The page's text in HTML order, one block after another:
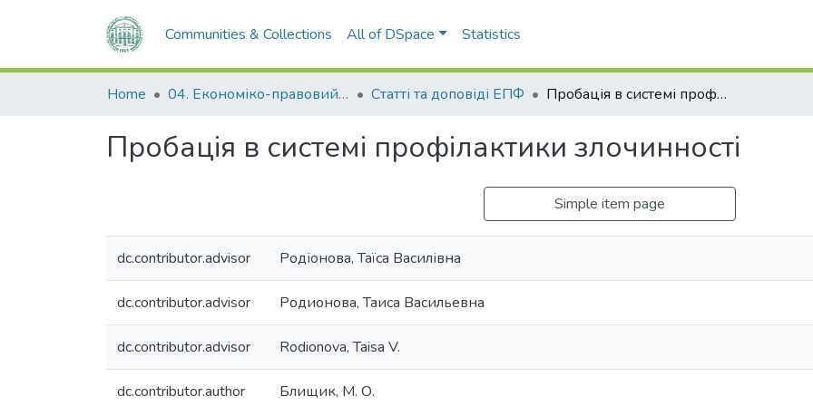
Communities & Collections All of DSpace Statistics
Home 04. Економіко-правовий факультет Статті та доповіді ЕПФ Пробація в системі профілактики злочинності
Пробація в системі профілактики злочинності
Simple item page
dc.contributor.advisor Родіонова, Таїса Василівна
dc.contributor.advisor Родионова, Таиса Васильевна
dc.contributor.advisor Rodionova, Taisa V.
dc.contributor.author Блищик, М. О.